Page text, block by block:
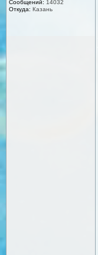
Сообщений: 14032
Откуда: Казань